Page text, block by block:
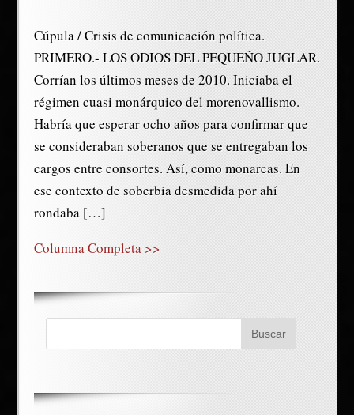
Cúpula / Crisis de comunicación política.
PRIMERO.- LOS ODIOS DEL PEQUEÑO JUGLAR.
Corrían los últimos meses de 2010. Iniciaba el
régimen cuasi monárquico del morenovallismo.
Habría que esperar ocho años para confirmar que
se consideraban soberanos que se entregaban los
cargos entre consortes. Así, como monarcas. En
ese contexto de soberbia desmedida por ahí
rondaba […]
Columna Completa >>